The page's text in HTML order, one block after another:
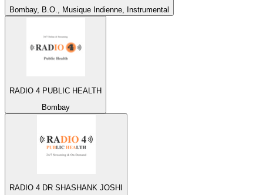
Bombay, B.O., Musique Indienne, Instrumental
RADIO 4 PUBLIC HEALTH
Bombay
RADIO 4 DR SHASHANK JOSHI